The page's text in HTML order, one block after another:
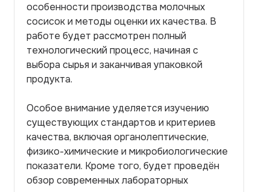
особенности производства молочных
сосисок и методы оценки их качества. В
работе будет рассмотрен полный
технологический процесс, начиная с
выбора сырья и заканчивая упаковкой
продукта.
Особое внимание уделяется изучению
существующих стандартов и критериев
качества, включая органолептические,
физико-химические и микробиологические
показатели. Кроме того, будет проведён
обзор современных лабораторных